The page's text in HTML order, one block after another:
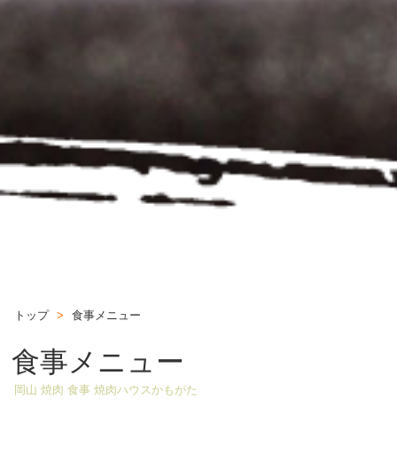
トップ > 食事メニュー
食事メニュー
岡山 焼肉 食事 焼肉ハウスかもがた